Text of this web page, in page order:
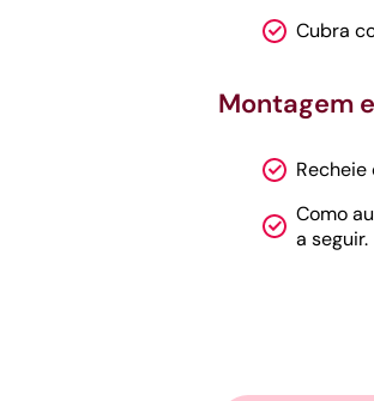
Cubra
Montagem
Como
a seguir.